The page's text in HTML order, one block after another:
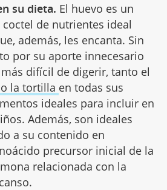
su dieta. El huevo es un
de nutrientes ideal
además, les encanta. Sin
por su aporte innecesario
difícil de digerir, tanto el
la tortilla en todas sus
ideales para incluir en
Además, son ideales
a su contenido en
precursor inicial de la
relacionada con la